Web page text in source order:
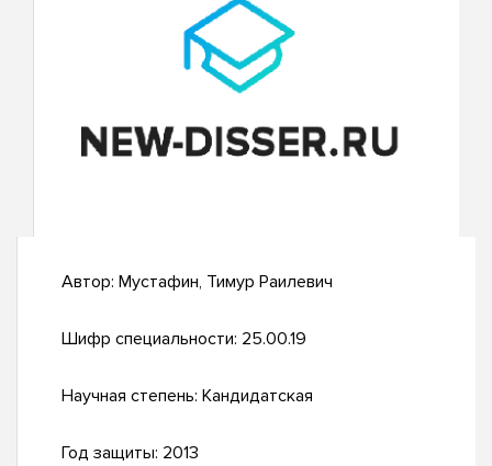
Автор: Мустафин, Тимур Раилевич
Шифр специальности: 25.00.19
Научная степень: Кандидатская
Год защиты: 2013